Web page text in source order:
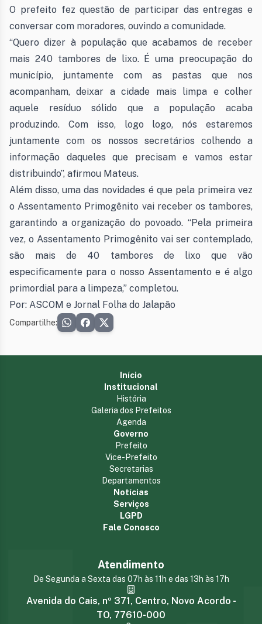
O prefeito fez questão de participar das entregas e
conversar com moradores, ouvindo a comunidade.
“Quero dizer à população que acabamos de receber
mais 240 tambores de lixo. É uma preocupação do
município, juntamente com as pastas que nos
acompanham, deixar a cidade mais limpa e colher
aquele resíduo sólido que a população acaba
produzindo. Com isso, logo logo, nós estaremos
juntamente com os nossos secretários colhendo a
informação daqueles que precisam e vamos estar
distribuindo”, afirmou Mateus.
Além disso, uma das novidades é que pela primeira vez
o Assentamento Primogênito vai receber os tambores,
garantindo a organização do povoado. “Pela primeira
vez, o Assentamento Primogênito vai ser contemplado,
são mais de 40 tambores de lixo que vão
especificamente para o nosso Assentamento e é algo
primordial para a limpeza,” completou.
Por: ASCOM e Jornal Folha do Jalapão
Compartilhe:
Início
Institucional
História
Galeria dos Prefeitos
Agenda
Governo
Prefeito
Vice-Prefeito
Secretarias
Departamentos
Notícias
Serviços
LGPD
Fale Conosco
Atendimento
De Segunda a Sexta das 07h às 11h e das 13h às 17h
Avenida do Cais, nº 371, Centro, Novo Acordo -
TO, 77610-000